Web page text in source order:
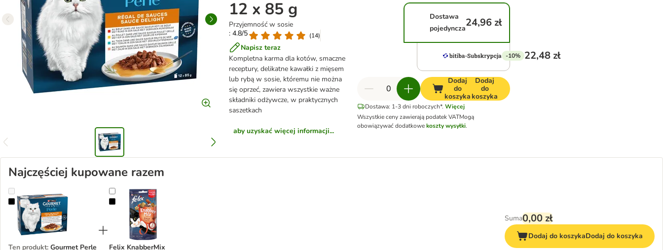
12 x 85 g
Przyjemność w sosie
: 4.8/5
(14)
Napisz teraz
Kompletna karma dla kotów, smaczne
receptury, delikatne kawałki z mięsem
lub rybą w sosie, któremu nie można
się oprzeć, zawiera wszystkie ważne
składniki odżywcze, w praktycznych
saszetkach
aby uzyskać więcej informacji...
Dostawa
pojedyncza24,96 zł
-10% 22,48 zł
Dodaj
do
koszyka
Dodaj
do
koszyka
Dostawa: 1-3 dni roboczych*. Więcej
Wszystkie ceny zawierają podatek VATMogą
obowiązywać dodatkowekoszty wysyłki.
Najczęściej kupowane razem
Gourmet Perle Wybór dań mieszanych, 12 x 85 g
Ten produkt: Gourmet Perle
Felix KnabberMix
Felix KnabberMix
Suma0,00 zł
Dodaj do koszykaDodaj do koszyka